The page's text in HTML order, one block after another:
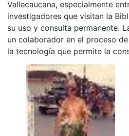
Vallecaucana, especialmente
investigadores que visitan la
su uso y consulta permanente.
un colaborador en el proceso
la tecnología que permite la